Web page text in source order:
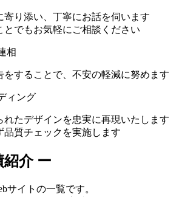
寄り添い、丁寧にお話を伺います
とでもお気軽にご相談ください
相
をすることで、不安の軽減に努めます
ィング
れたデザインを忠実に再現いたします
品質チェックを実施します
紹介 ー
サイトの一覧です。